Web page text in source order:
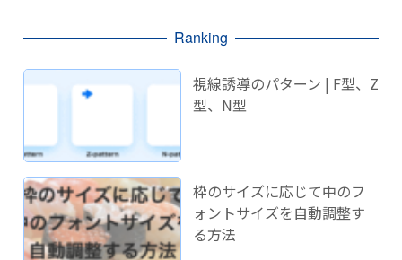
Ranking
視線誘導のパターン | F型、Z
型、N型
枠のサイズに応じて中のフ
ォントサイズを自動調整す
る方法